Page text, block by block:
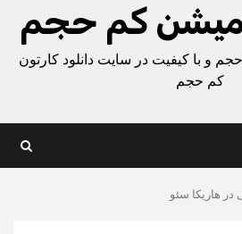
کم حجم
و با کیفیت در سایت دانلود کارتون
کم حجم
در هاریکا سئو